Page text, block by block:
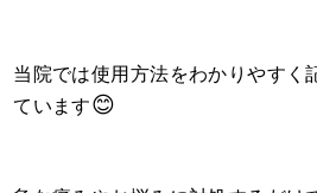
当院では使用方法をわかりやすく
ています😊